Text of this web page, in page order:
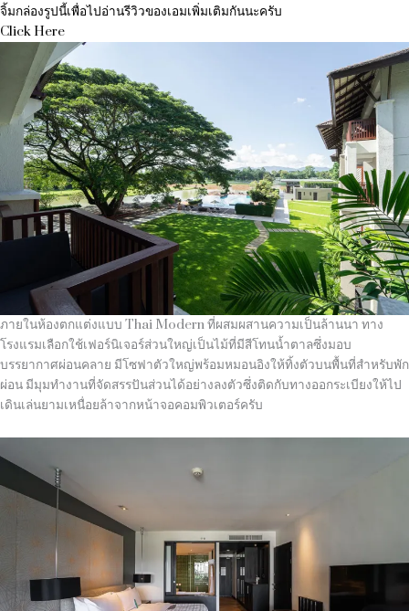
จิ้มกล่องรูปนี้เพื่อไปอ่านรีวิวของเอมเพิ่มเติมกันนะครับ
Click Here
ภายในห้องตกแต่งแบบ Thai Modern ที่ผสมผสานความเป็นล้านนา ทาง
โรงแรมเลือกใช้เฟอร์นิเจอร์ส่วนใหญ่เป็นไม้ที่มีสีโทนน้ำตาลซึ่งมอบ
บรรยากาศผ่อนคลาย มีโซฟาตัวใหญ่พร้อมหมอนอิงให้ทิ้งตัวบนพื้นที่สำหรับพัก
ผ่อน มีมุมทำงานที่จัดสรรปันส่วนได้อย่างลงตัวซึ่งติดกับทางออกระเบียงให้ไป
เดินเล่นยามเหนื่อยล้าจากหน้าจอคอมพิวเตอร์ครับ